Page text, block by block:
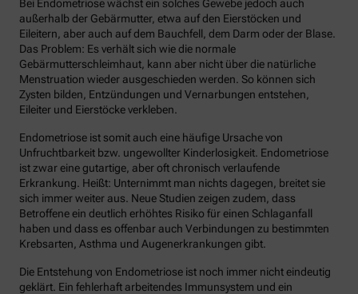
Bei Endometriose wächst ein solches Gewebe jedoch auch
außerhalb der Gebärmutter, etwa auf den Eierstöcken und
Eileitern, aber auch auf dem Bauchfell, dem Darm oder der Blase.
Das Problem: Es verhält sich wie die normale
Gebärmutterschleimhaut, kann aber nicht über die natürliche
Menstruation wieder ausgeschieden werden. So können sich
Zysten bilden, Entzündungen und Vernarbungen entstehen,
Eileiter und Eierstöcke verkleben.
Endometriose ist somit auch eine häufige Ursache von
Unfruchtbarkeit bzw. ungewollter Kinderlosigkeit. Endometriose
ist zwar eine gutartige, aber oft chronisch verlaufende
Erkrankung. Heißt: Unternimmt man nichts dagegen, breitet sie
sich immer weiter aus. Neue Studien zeigen zudem, dass
Betroffene ein deutlich erhöhtes Risiko für einen Schlaganfall
haben und dass es offenbar auch Verbindungen zu bestimmten
Krebsarten, Asthma und Augenerkrankungen gibt.
Die Entstehung von Endometriose ist noch immer nicht eindeutig
geklärt. Ein fehlerhaft arbeitendes Immunsystem und ein